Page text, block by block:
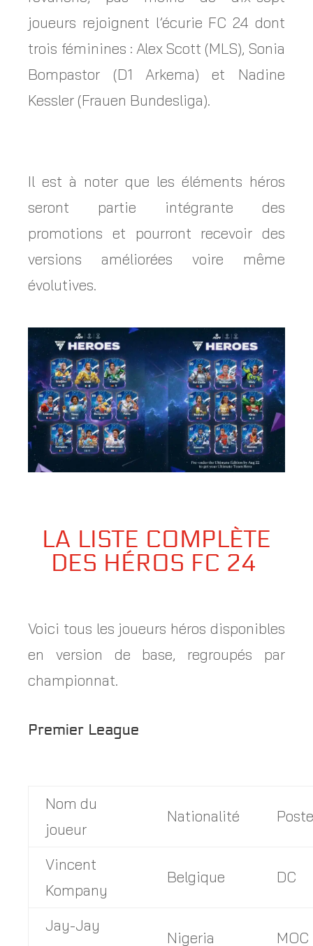
joueurs rejoignent l’écurie FC 24 dont
trois féminines : Alex Scott (MLS), Sonia
Bompastor (D1 Arkema) et Nadine
Kessler (Frauen Bundesliga).
Il est à noter que les éléments héros
seront partie intégrante des
promotions et pourront recevoir des
versions améliorées voire même
évolutives.
LA LISTE COMPLÈTE
DES HÉROS FC 24
Voici tous les joueurs héros disponibles
en version de base, regroupés par
championnat.
Premier League
Nom du
joueur
Nationalité
Vincent
Kompany
Belgique DC
Jay-Jay
Nigeria MOC